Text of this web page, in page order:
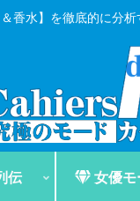
香水】を徹底的に分
伝 女優モ